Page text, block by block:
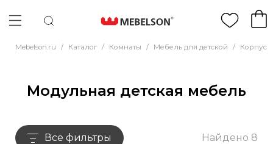
Mebelson.ru / Каталог / Комнаты / Мебель для детской /
Модульная детская мебель
Все фильтры Найдено 8